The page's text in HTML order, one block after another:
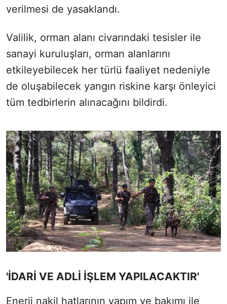
verilmesi de yasaklandı.
Valilik, orman alanı civarındaki tesisler ile
sanayi kuruluşları, orman alanlarını
etkileyebilecek her türlü faaliyet nedeniyle
de oluşabilecek yangın riskine karşı önleyici
tüm tedbirlerin alınacağını bildirdi.
'İDARİ VE ADLİ İŞLEM YAPILACAKTIR'
Enerji nakil hatlarının yapım ve bakımı ile